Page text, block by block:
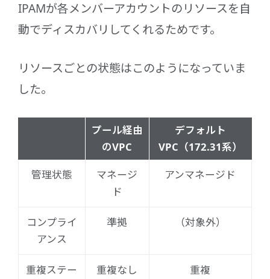
IPAMが各メンバーアカウントのリソースを自
動でディスカバリしてくれるためです。
リソースごとの状態はこのようになっていま
した。
プール経由
のVPC
デフォルト
VPC（172.31系）
管理状態
マネージ
ド
アンマネージド
コンプライ
アンス
準拠 （対象外）
重複ステー 重複なし 重複